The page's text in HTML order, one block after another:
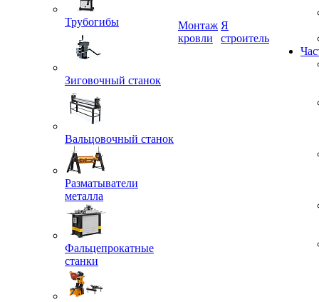
Трубогибы
Зиговочный станок
Вальцовочный станок
Разматыватели
металла
Фальцепрокатные
станки
Монтаж
кровли
Я
строитель